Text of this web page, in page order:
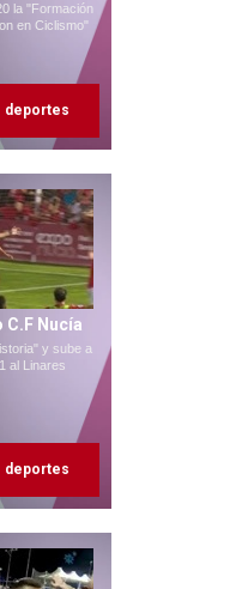
la "Formación
en Ciclismo"
deportes
Nucía
y sube a
al Linares
deportes